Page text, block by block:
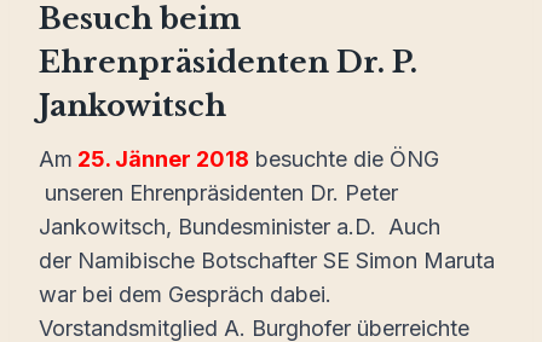
Besuch beim
Ehrenpräsidenten Dr. P.
Jankowitsch
Am 25. Jänner 2018 besuchte die ÖNG
unseren Ehrenpräsidenten Dr. Peter
Jankowitsch, Bundesminister a.D. Auch
der Namibische Botschafter SE Simon Maruta
war bei dem Gespräch dabei.
Vorstandsmitglied A. Burghofer überreichte